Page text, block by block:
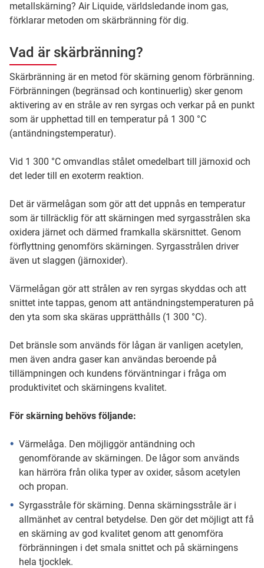
metallskärning? Air Liquide, världsledande inom gas,
förklarar metoden om skärbränning för dig.
Vad är skärbränning?
Skärbränning är en metod för skärning genom förbränning.
Förbränningen (begränsad och kontinuerlig) sker genom
aktivering av en stråle av ren syrgas och verkar på en punkt
som är upphettad till en temperatur på 1 300 °C
(antändningstemperatur).
Vid 1 300 °C omvandlas stålet omedelbart till järnoxid och
det leder till en exoterm reaktion.
Det är värmelågan som gör att det uppnås en temperatur
som är tillräcklig för att skärningen med syrgasstrålen ska
oxidera järnet och därmed framkalla skärsnittet. Genom
förflyttning genomförs skärningen. Syrgasstrålen driver
även ut slaggen (järnoxider).
Värmelågan gör att strålen av ren syrgas skyddas och att
snittet inte tappas, genom att antändningstemperaturen på
den yta som ska skäras upprätthålls (1 300 °C).
Det bränsle som används för lågan är vanligen acetylen,
men även andra gaser kan användas beroende på
tillämpningen och kundens förväntningar i fråga om
produktivitet och skärningens kvalitet.
För skärning behövs följande:
Värmelåga. Den möjliggör antändning och
genomförande av skärningen. De lågor som används
kan härröra från olika typer av oxider, såsom acetylen
och propan.
Syrgasstråle för skärning. Denna skärningsstråle är i
allmänhet av central betydelse. Den gör det möjligt att få
en skärning av god kvalitet genom att genomföra
förbränningen i det smala snittet och på skärningens
hela tjocklek.